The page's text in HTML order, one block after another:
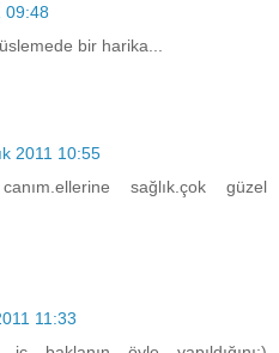
09:48
bir harika...
2011 10:55
sağlık.çok güzel
11:33